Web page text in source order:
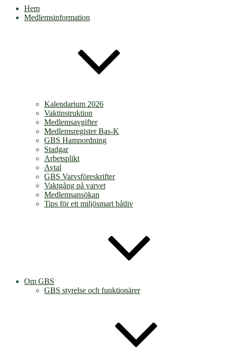
Hem
Medlemsinformation
Kalendarium 2026
Vaktinstruktion
Medlemsavgifter
Medlemsregister Bas-K
GBS Hamnordning
Stadgar
Arbetsplikt
Avtal
GBS Varvsföreskrifter
Vaktgång på varvet
Medlemsansökan
Tips för ett miljösmart båtliv
Om GBS
GBS styrelse och funktionärer